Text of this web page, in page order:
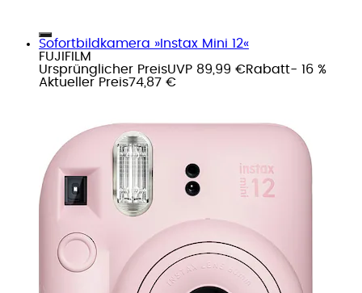
Sofortbildkamera »Instax Mini 12«
FUJIFILM
Ursprünglicher PreisUVP 89,99 €Rabatt- 16 %
Aktueller Preis74,87 €